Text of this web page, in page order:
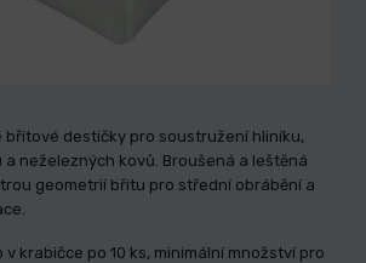
břitové destičky pro soustružení hliníku,
a neželezných kovů. Broušená a leštěná
geometrií břitu pro střední obrábění a
krabičce po 10 ks, minimální množství pro